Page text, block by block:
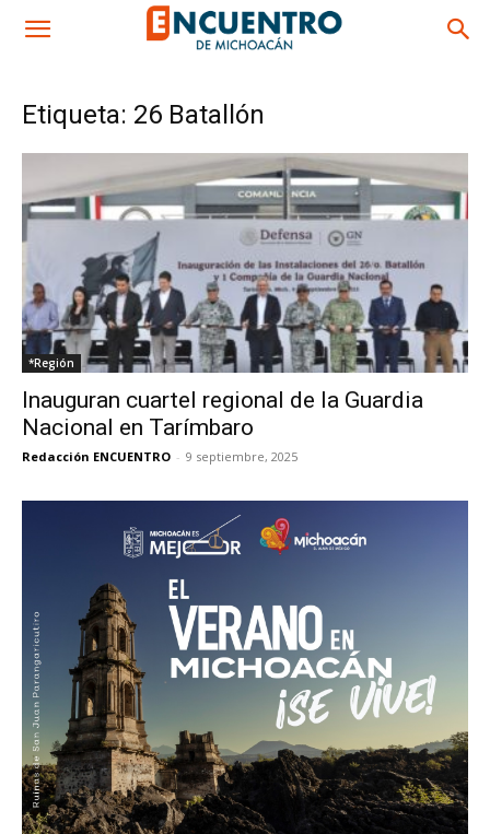
Etiqueta: 26 Batallón
*Región
Inauguran cuartel regional de la Guardia
Nacional en Tarímbaro
Redacción ENCUENTRO - 9 septiembre, 2025